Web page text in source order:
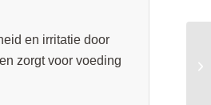
en irritatie door
zorgt voor voeding